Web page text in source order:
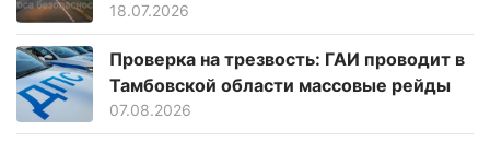
18.07.2026
Проверка на трезвость: ГАИ проводит в
Тамбовской области массовые рейды
07.08.2026